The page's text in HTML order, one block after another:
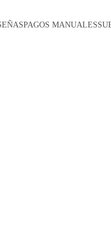
PAGOS MANUALES